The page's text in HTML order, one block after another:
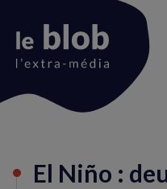
du
El Niño :